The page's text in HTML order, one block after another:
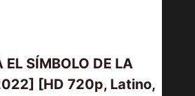
EL SÍMBOLO DE LA
[HD 720p, Latino,